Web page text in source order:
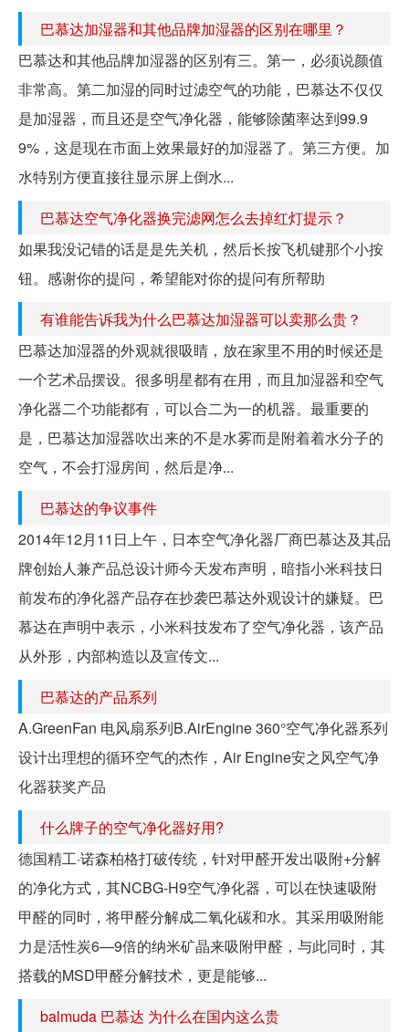
巴慕达加湿器和其他品牌加湿器的区别在哪里？
巴慕达和其他品牌加湿器的区别有三。第一，必须说颜值
非常高。第二加湿的同时过滤空气的功能，巴慕达不仅仅
是加湿器，而且还是空气净化器，能够除菌率达到99.9
9%，这是现在市面上效果最好的加湿器了。第三方便。加
水特别方便直接往显示屏上倒水...
巴慕达空气净化器换完滤网怎么去掉红灯提示？
如果我没记错的话是是先关机，然后长按飞机键那个小按
钮。感谢你的提问，希望能对你的提问有所帮助
有谁能告诉我为什么巴慕达加湿器可以卖那么贵？
巴慕达加湿器的外观就很吸睛，放在家里不用的时候还是
一个艺术品摆设。很多明星都有在用，而且加湿器和空气
净化器二个功能都有，可以合二为一的机器。最重要的
是，巴慕达加湿器吹出来的不是水雾而是附着着水分子的
空气，不会打湿房间，然后是净...
巴慕达的争议事件
2014年12月11日上午，日本空气净化器厂商巴慕达及其品
牌创始人兼产品总设计师今天发布声明，暗指小米科技日
前发布的净化器产品存在抄袭巴慕达外观设计的嫌疑。巴
慕达在声明中表示，小米科技发布了空气净化器，该产品
从外形，内部构造以及宣传文...
巴慕达的产品系列
A.GreenFan 电风扇系列B.AirEngine 360°空气净化器系列
设计出理想的循环空气的杰作，Air Engine安之风空气净
化器获奖产品
什么牌子的空气净化器好用?
德国精工·诺森柏格打破传统，针对甲醛开发出吸附+分解
的净化方式，其NCBG-H9空气净化器，可以在快速吸附
甲醛的同时，将甲醛分解成二氧化碳和水。其采用吸附能
力是活性炭6—9倍的纳米矿晶来吸附甲醛，与此同时，其
搭载的MSD甲醛分解技术，更是能够...
balmuda 巴慕达 为什么在国内这么贵